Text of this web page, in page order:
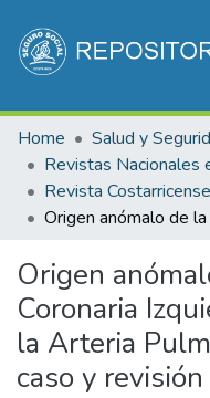
Communities & Collections
All of DSpace
Statistics
Home
Origen
Coronaria
la Arteria
caso y